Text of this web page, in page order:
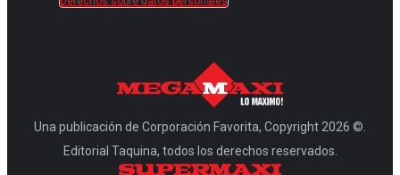
Una publicación de Corporación Favorita, Copyright 2026 ©.
Editorial Taquina, todos los derechos reservados.